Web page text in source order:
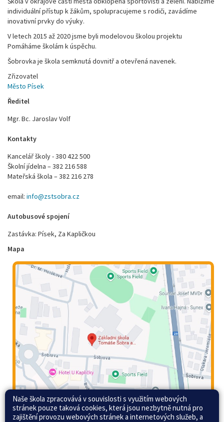
individuální přístup k žákům, spolupracujeme s rodiči, zavádíme
inovativní prvky do výuky.
V letech 2015 až 2020 jsme byli modelovou školou projektu
Pomáháme školám k úspěchu.
Šobrovka je škola semknutá dovnitř a otevřená navenek.
Zřizovatel
Město Písek
Ředitel
Mgr. Bc. Jaroslav Volf
Kontakty
Kancelář školy - 380 422 500
Školní jídelna – 382 216 588
Mateřská škola – 382 216 278
email: info@zstsobra.cz
Autobusové spojení
Zastávka: Písek, Za Kapličkou
Mapa
Naše škola zpracovává v souvislosti s využitím webových
stránek pouze taková cookies, která jsou nezbytně nutná pro
zajištění provozu webových stránek a internetových služeb, a